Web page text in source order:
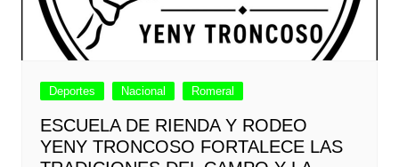
Deportes Nacional Romeral
ESCUELA DE RIENDA Y RODEO
YENY TRONCOSO FORTALECE LAS